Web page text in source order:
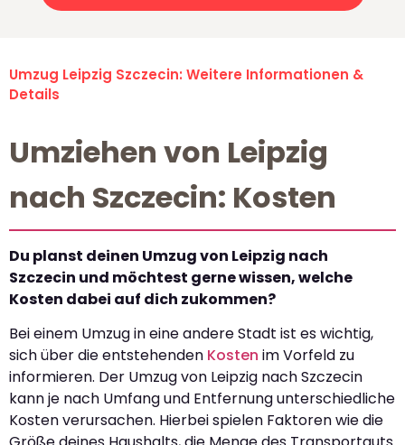
Umzug Leipzig Szczecin: Weitere Informationen &
Details
Umziehen von Leipzig
nach Szczecin: Kosten
Du planst deinen Umzug von Leipzig nach
Szczecin und möchtest gerne wissen, welche
Kosten dabei auf dich zukommen?
Bei einem Umzug in eine andere Stadt ist es wichtig,
sich über die entstehenden Kosten im Vorfeld zu
informieren. Der Umzug von Leipzig nach Szczecin
kann je nach Umfang und Entfernung unterschiedliche
Kosten verursachen. Hierbei spielen Faktoren wie die